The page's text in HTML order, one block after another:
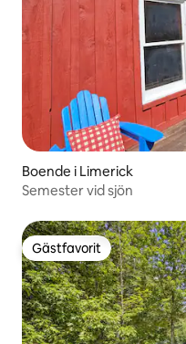
Boende i Limerick
Semester vid sjön
Gästfavorit
Gästfavorit